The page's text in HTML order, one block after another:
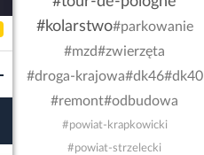
#kolarstwo#parkowanie
#mzd#zwierzęta
#droga-krajowa#dk46#dk40
#remont#odbudowa
#powiat-krapkowicki
#powiat-strzelecki